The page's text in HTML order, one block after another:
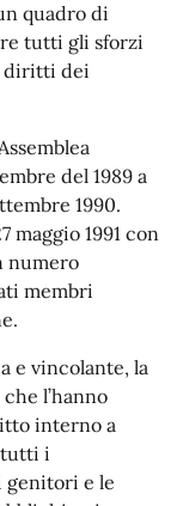
quadro di
tutti gli sforzi
diritti dei
del 1989 a
1990.
maggio 1991 con
numero
membri
e vincolante, la
l’hanno
interno a
tutti i
genitori e le